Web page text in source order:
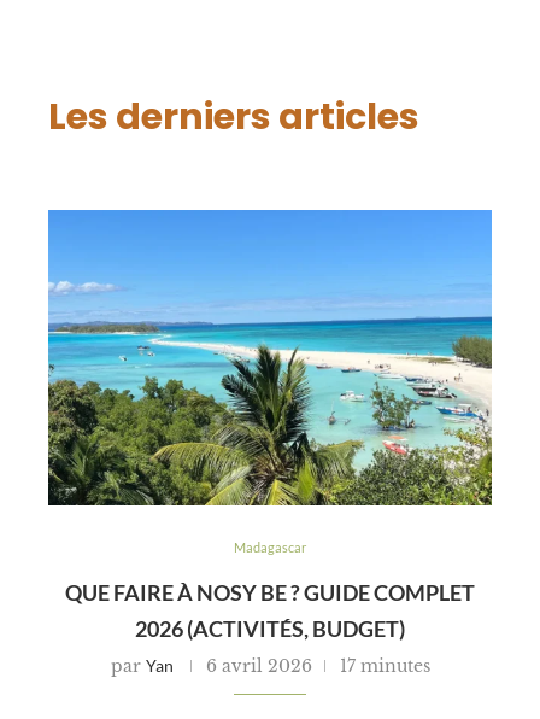
Les derniers articles
Madagascar
QUE FAIRE À NOSY BE ? GUIDE COMPLET
2026 (ACTIVITÉS, BUDGET)
par Yan 6 avril 2026 17 minutes